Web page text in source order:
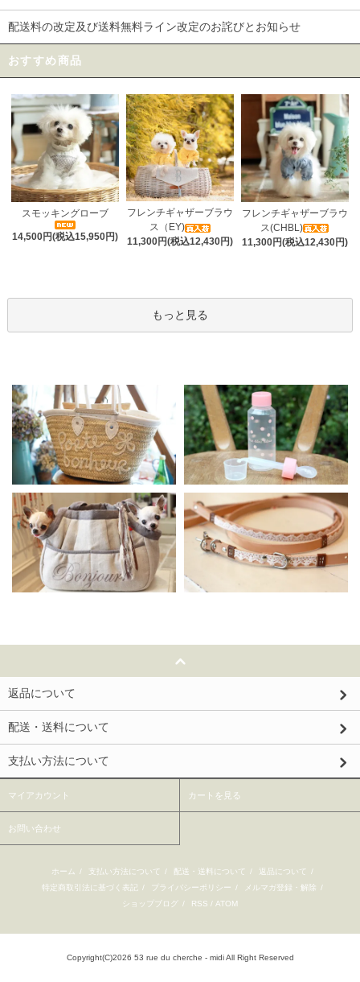
配送料の改定及び送料無料ライン改定のお詫びとお知らせ
おすすめ商品
スモッキングローブ
14,500円(税込15,950円)
フレンチギャザーブラウ
ス（EY)
11,300円(税込12,430円)
フレンチギャザーブラウ
ス(CHBL)
11,300円(税込12,430円)
もっと見る
返品について
配送・送料について
支払い方法について
マイアカウント カートを見る
お問い合わせ
ホーム / 支払い方法について / 配送・送料について / 返品について /
特定商取引法に基づく表記 / プライバシーポリシー / メルマガ登録・解除 /
ショップブログ / RSS / ATOM
Copyright(C)2026 53 rue du cherche - midi All Right Reserved